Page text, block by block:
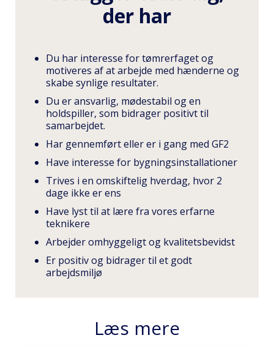
der har
Du har interesse for tømrerfaget og
motiveres af at arbejde med hænderne og
skabe synlige resultater.
Du er ansvarlig, mødestabil og en
holdspiller, som bidrager positivt til
samarbejdet.
Har gennemført eller er i gang med GF2
Have interesse for bygningsinstallationer
Trives i en omskiftelig hverdag, hvor 2
dage ikke er ens
Have lyst til at lære fra vores erfarne
teknikere
Arbejder omhyggeligt og kvalitetsbevidst
Er positiv og bidrager til et godt
arbejdsmiljø
Læs mere